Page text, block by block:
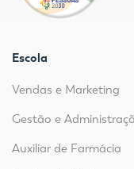
Escola
Vendas e Marketing
Gestão e
Auxiliar de Farmácia